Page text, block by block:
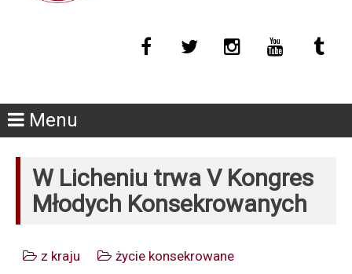
Menu
W Licheniu trwa V Kongres
Młodych Konsekrowanych
z kraju życie konsekrowane